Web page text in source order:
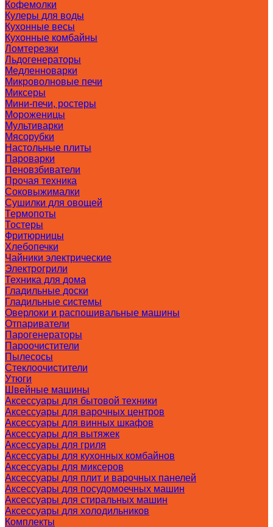
Кофемолки
Кулеры для воды
Кухонные весы
Кухонные комбайны
Ломтерезки
Льдогенераторы
Медленноварки
Микроволновые печи
Миксеры
Мини-печи, ростеры
Мороженицы
Мультиварки
Мясорубки
Настольные плиты
Пароварки
Пеновзбиватели
Прочая техника
Соковыжималки
Сушилки для овощей
Термопоты
Тостеры
Фритюрницы
Хлебопечки
Чайники электрические
Электрогрили
Техника для дома
Гладильные доски
Гладильные системы
Оверлоки и распошивальные машины
Отпариватели
Парогенераторы
Пароочистители
Пылесосы
Стеклоочистители
Утюги
Швейные машины
Аксессуары для бытовой техники
Аксессуары для варочных центров
Аксессуары для винных шкафов
Аксессуары для вытяжек
Аксессуары для гриля
Аксессуары для кухонных комбайнов
Аксессуары для миксеров
Аксессуары для плит и варочных панелей
Аксессуары для посудомоечных машин
Аксессуары для стиральных машин
Аксессуары для холодильников
Комплекты